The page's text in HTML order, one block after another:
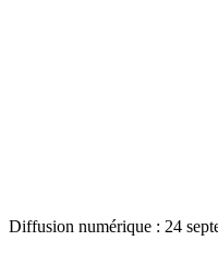
Diffusion numérique : 24